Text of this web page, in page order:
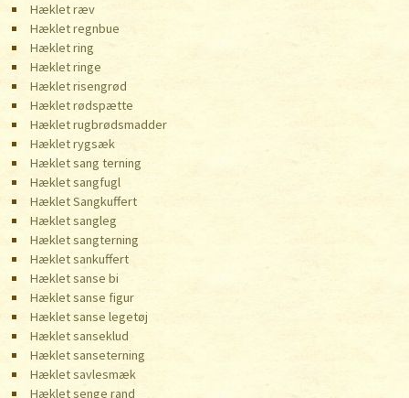
Hæklet ræv
Hæklet regnbue
Hæklet ring
Hæklet ringe
Hæklet risengrød
Hæklet rødspætte
Hæklet rugbrødsmadder
Hæklet rygsæk
Hæklet sang terning
Hæklet sangfugl
Hæklet Sangkuffert
Hæklet sangleg
Hæklet sangterning
Hæklet sankuffert
Hæklet sanse bi
Hæklet sanse figur
Hæklet sanse legetøj
Hæklet sanseklud
Hæklet sanseterning
Hæklet savlesmæk
Hæklet senge rand